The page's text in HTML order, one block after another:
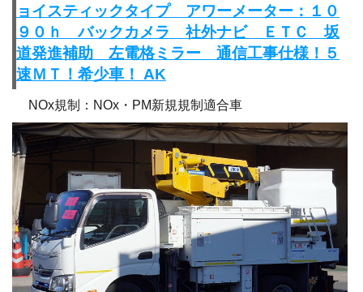
ョイスティックタイプ アワーメーター：１０
９０ｈ バックカメラ 社外ナビ ＥＴＣ 坂
道発進補助 左電格ミラー 通信工事仕様！５
速ＭＴ！希少車！ AK
NOx規制：NOx・PM新規規制適合車